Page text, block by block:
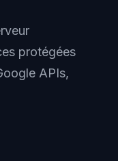
protégées
APIs,